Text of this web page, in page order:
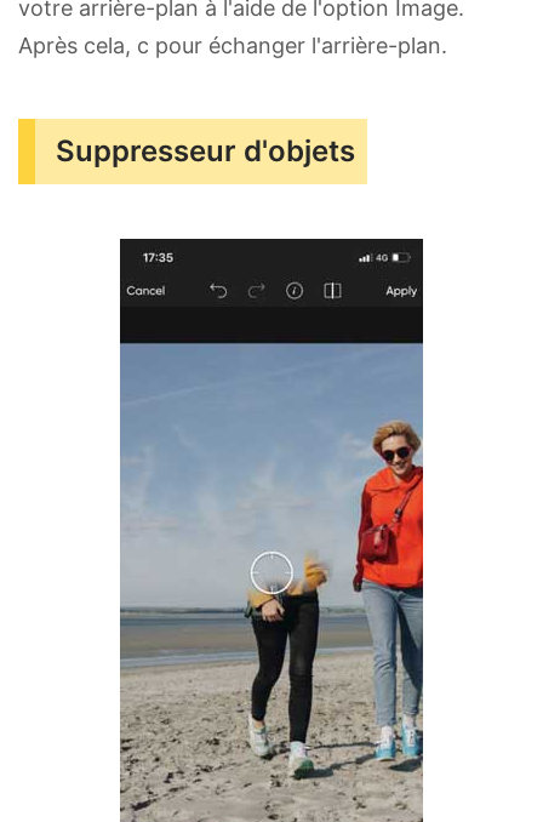
votre arrière-plan à l'aide de l'option Image.
Après cela, c pour échanger l'arrière-plan.
Suppresseur d'objets